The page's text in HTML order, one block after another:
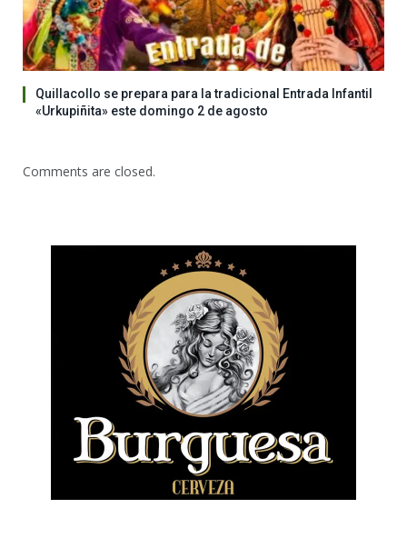
Quillacollo se prepara para la tradicional Entrada Infantil
«Urkupiñita» este domingo 2 de agosto
Comments are closed.